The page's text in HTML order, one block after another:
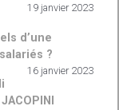
19 janvier 2023
d’une
?
16 janvier 2023